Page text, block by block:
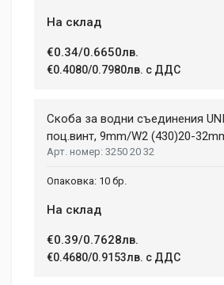
Post Your Review
На склад
€0.34/0.6650лв.
€0.4080/0.7980лв. с ДДС
Скоба за водни съединения
поц.винт, 9mm/W2 (430)20-
3250 20 32
10 бр.
На склад
€0.39/0.7628лв.
€0.4680/0.9153лв. с ДДС